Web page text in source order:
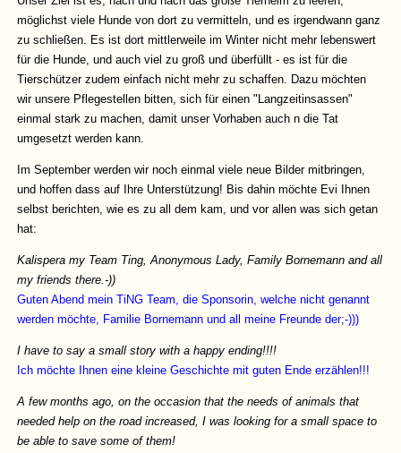
möglichst viele Hunde von dort zu vermitteln, und es irgendwann ganz
zu schließen. Es ist dort mittlerweile im Winter nicht mehr lebenswert
für die Hunde, und auch viel zu groß und überfüllt - es ist für die
Tierschützer zudem einfach nicht mehr zu schaffen. Dazu möchten
wir unsere Pflegestellen bitten, sich für einen "Langzeitinsassen"
einmal stark zu machen, damit unser Vorhaben auch n die Tat
umgesetzt werden kann.
Im September werden wir noch einmal viele neue Bilder mitbringen,
und hoffen dass auf Ihre Unterstützung! Bis dahin möchte Evi Ihnen
selbst berichten, wie es zu all dem kam, und vor allen was sich getan
hat:
Kalispera my Team Ting, Anonymous Lady, Family Bornemann and all
my friends there.-))
Guten Abend mein TiNG Team, die Sponsorin, welche nicht genannt
werden möchte, Familie Bornemann und all meine Freunde der;-)))
I have to say a small story with a happy ending!!!!
Ich möchte Ihnen eine kleine Geschichte mit guten Ende erzählen!!!
A few months ago, on the occasion that the needs of animals that
needed help on the road increased, I was looking for a small space to
be able to save some of them!